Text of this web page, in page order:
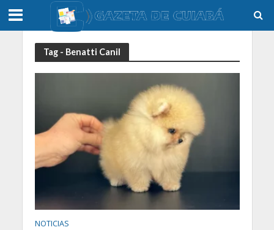
Tag - Benatti Canil
NOTICIAS